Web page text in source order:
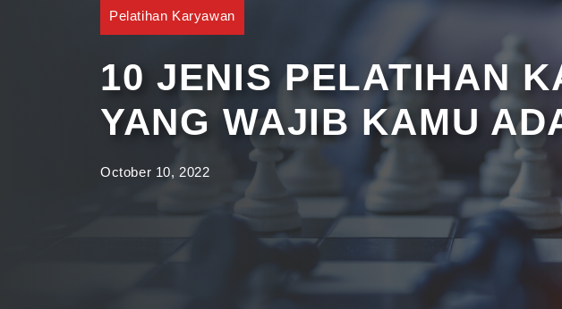
Pelatihan Karyawan
10 JENIS PELATIHAN
YANG WAJIB KAMU
October 10, 2022